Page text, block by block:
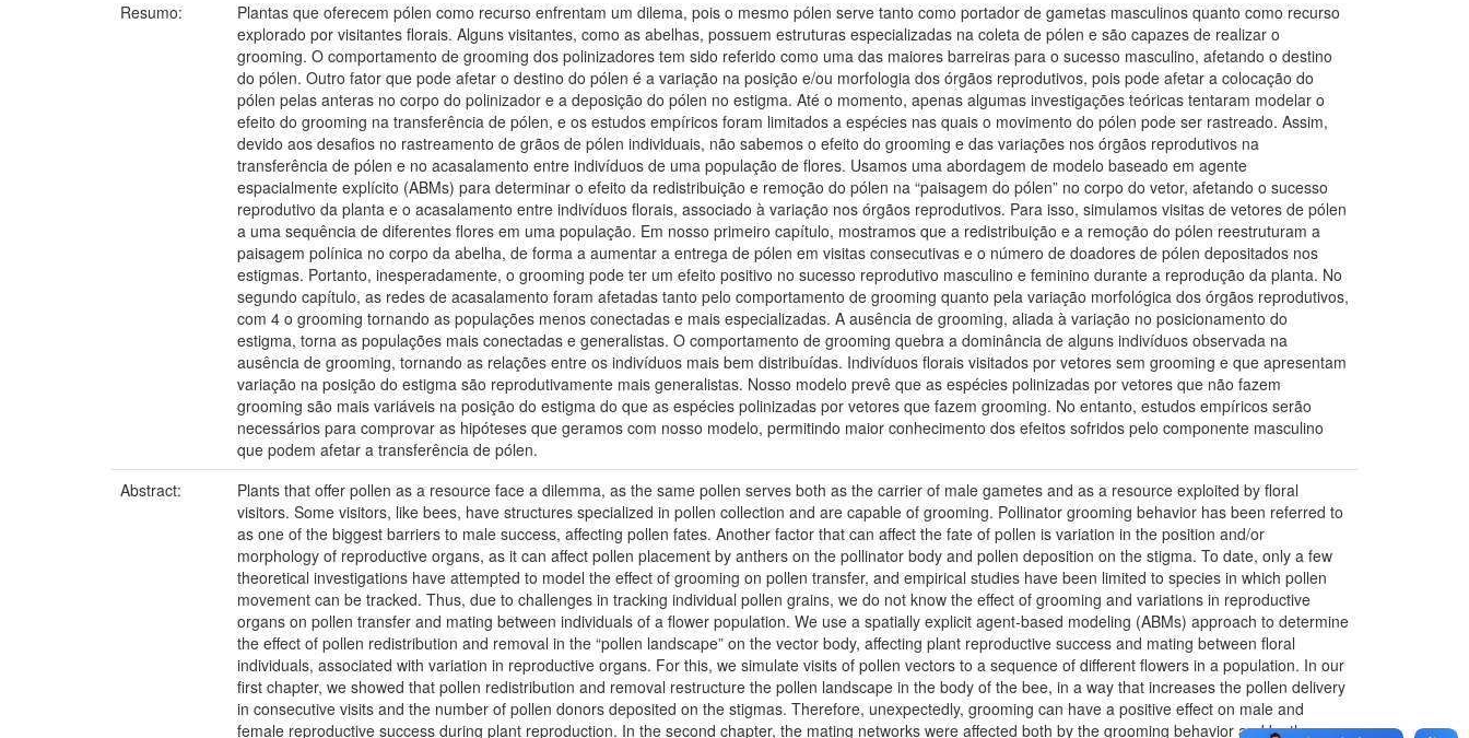
Resumo:
Plantas que oferecem pólen como recurso enfrentam um dilema, pois o mesmo pólen serve tanto como portador de gametas masculinos quanto como recurso
explorado por visitantes florais. Alguns visitantes, como as abelhas, possuem estruturas especializadas na coleta de pólen e são capazes de realizar o
grooming. O comportamento de grooming dos polinizadores tem sido referido como uma das maiores barreiras para o sucesso masculino, afetando o destino
do pólen. Outro fator que pode afetar o destino do pólen é a variação na posição e/ou morfologia dos órgãos reprodutivos, pois pode afetar a colocação do
pólen pelas anteras no corpo do polinizador e a deposição do pólen no estigma. Até o momento, apenas algumas investigações teóricas tentaram modelar o
efeito do grooming na transferência de pólen, e os estudos empíricos foram limitados a espécies nas quais o movimento do pólen pode ser rastreado. Assim,
devido aos desafios no rastreamento de grãos de pólen individuais, não sabemos o efeito do grooming e das variações nos órgãos reprodutivos na
transferência de pólen e no acasalamento entre indivíduos de uma população de flores. Usamos uma abordagem de modelo baseado em agente
espacialmente explícito (ABMs) para determinar o efeito da redistribuição e remoção do pólen na “paisagem do pólen” no corpo do vetor, afetando o sucesso
reprodutivo da planta e o acasalamento entre indivíduos florais, associado à variação nos órgãos reprodutivos. Para isso, simulamos visitas de vetores de pólen
a uma sequência de diferentes flores em uma população. Em nosso primeiro capítulo, mostramos que a redistribuição e a remoção do pólen reestruturam a
paisagem polínica no corpo da abelha, de forma a aumentar a entrega de pólen em visitas consecutivas e o número de doadores de pólen depositados nos
estigmas. Portanto, inesperadamente, o grooming pode ter um efeito positivo no sucesso reprodutivo masculino e feminino durante a reprodução da planta. No
segundo capítulo, as redes de acasalamento foram afetadas tanto pelo comportamento de grooming quanto pela variação morfológica dos órgãos reprodutivos,
com 4 o grooming tornando as populações menos conectadas e mais especializadas. A ausência de grooming, aliada à variação no posicionamento do
estigma, torna as populações mais conectadas e generalistas. O comportamento de grooming quebra a dominância de alguns indivíduos observada na
ausência de grooming, tornando as relações entre os indivíduos mais bem distribuídas. Indivíduos florais visitados por vetores sem grooming e que apresentam
variação na posição do estigma são reprodutivamente mais generalistas. Nosso modelo prevê que as espécies polinizadas por vetores que não fazem
grooming são mais variáveis na posição do estigma do que as espécies polinizadas por vetores que fazem grooming. No entanto, estudos empíricos serão
necessários para comprovar as hipóteses que geramos com nosso modelo, permitindo maior conhecimento dos efeitos sofridos pelo componente masculino
que podem afetar a transferência de pólen.
Abstract:
Plants that offer pollen as a resource face a dilemma, as the same pollen serves both as the carrier of male gametes and as a resource exploited by floral
visitors. Some visitors, like bees, have structures specialized in pollen collection and are capable of grooming. Pollinator grooming behavior has been referred to
as one of the biggest barriers to male success, affecting pollen fates. Another factor that can affect the fate of pollen is variation in the position and/or
morphology of reproductive organs, as it can affect pollen placement by anthers on the pollinator body and pollen deposition on the stigma. To date, only a few
theoretical investigations have attempted to model the effect of grooming on pollen transfer, and empirical studies have been limited to species in which pollen
movement can be tracked. Thus, due to challenges in tracking individual pollen grains, we do not know the effect of grooming and variations in reproductive
organs on pollen transfer and mating between individuals of a flower population. We use a spatially explicit agent-based modeling (ABMs) approach to determine
the effect of pollen redistribution and removal in the “pollen landscape” on the vector body, affecting plant reproductive success and mating between floral
individuals, associated with variation in reproductive organs. For this, we simulate visits of pollen vectors to a sequence of different flowers in a population. In our
first chapter, we showed that pollen redistribution and removal restructure the pollen landscape in the body of the bee, in a way that increases the pollen delivery
in consecutive visits and the number of pollen donors deposited on the stigmas. Therefore, unexpectedly, grooming can have a positive effect on male and
female reproductive success during plant reproduction. In the second chapter, the mating networks were affected both by the grooming behavior and by the